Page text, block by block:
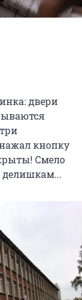
двери
кнопку
Смело